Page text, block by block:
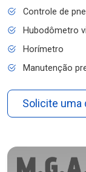
Controle de
Hubodômetro
Horímetro
Manutenção
Solicite uma